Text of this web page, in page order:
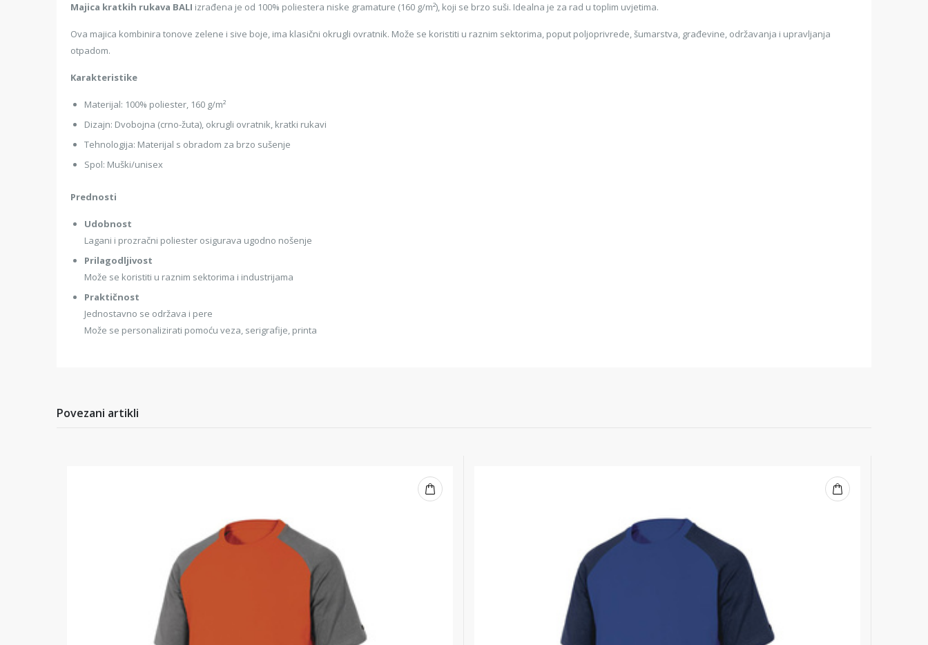
Majica kratkih rukava BALI izrađena je od 100% poliestera niske gramature (160 g/m²), koji se brzo suši. Idealna je za rad u toplim uvjetima.
Ova majica kombinira tonove zelene i sive boje, ima klasični okrugli ovratnik. Može se koristiti u raznim sektorima, poput poljoprivrede, šumarstva, građevine, održavanja i upravljanja
otpadom.
Karakteristike
Materijal: 100% poliester, 160 g/m²
Dizajn: Dvobojna (crno-žuta), okrugli ovratnik, kratki rukavi
Tehnologija: Materijal s obradom za brzo sušenje
Spol: Muški/unisex
Prednosti
Udobnost
Lagani i prozračni poliester osigurava ugodno nošenje
Prilagodljivost
Može se koristiti u raznim sektorima i industrijama
Praktičnost
Jednostavno se održava i pere
Može se personalizirati pomoću veza, serigrafije, printa
Povezani artikli